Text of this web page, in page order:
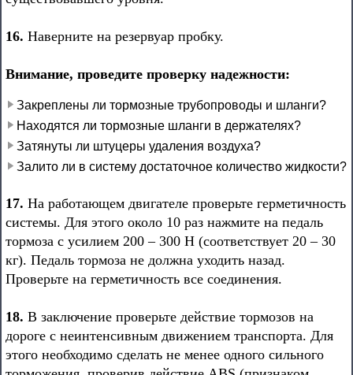
16. Наверните на резервуар пробку.
Внимание, проведите проверку надежности:
Закреплены ли тормозные трубопроводы и шланги?
Находятся ли тормозные шланги в держателях?
Затянуты ли штуцеры удаления воздуха?
Залито ли в систему достаточное количество жидкости?
17. На работающем двигателе проверьте герметичность
системы. Для этого около 10 раз нажмите на педаль
тормоза с усилием 200 – 300 Н (соответствует 20 – 30
кг). Педаль тормоза не должна уходить назад.
Проверьте на герметичность все соединения.
18. В заключение проверьте действие тормозов на
дороге с неинтенсивным движением транспорта. Для
этого необходимо сделать не менее одного сильного